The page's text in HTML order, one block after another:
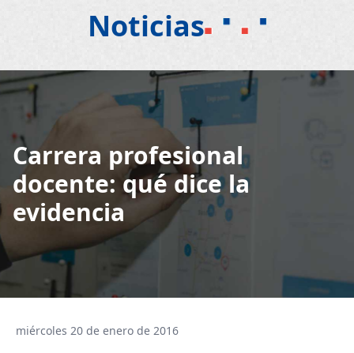
Noticias
Carrera profesional
docente: qué dice la
evidencia
miércoles 20 de enero de 2016